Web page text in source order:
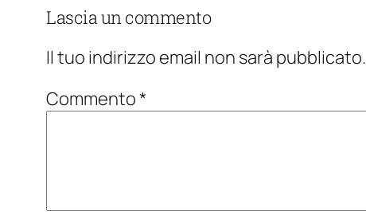
Lascia un commento
Il tuo indirizzo email non sarà pubblicato.
Commento*